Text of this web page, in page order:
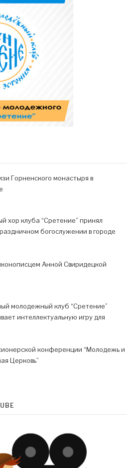
Горненского монастыря в
хор клуба “Сретение” принял
богослужении в городе
Анной Свиридецкой
молодежный клуб “Сретение”
интеллектуальную игру для
конференции “Молодежь и
Церковь”